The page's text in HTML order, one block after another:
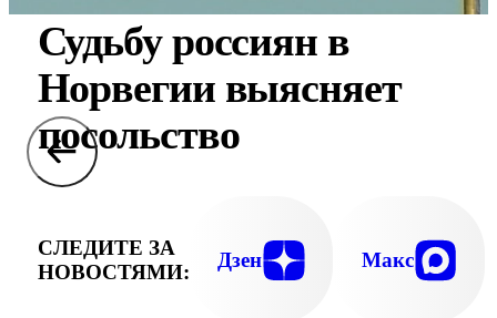
Судьбу россиян в
Норвегии выясняет
посольство
СЛЕДИТЕ ЗА
НОВОСТЯМИ:
Дзен Макс